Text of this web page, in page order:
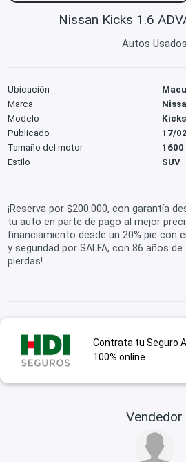
Nissan Kicks 1.6
Autos Usados
Ubicación
Marca
Modelo
Kicks
Publicado
17/
Tamaño del motor
1600
Estilo
SUV
¡Reserva por $200.000, con garantía
tu auto en parte de pago al mejor
financiamiento desde un 20% pie con
y seguridad por SALFA, con 86 años
pierdas!.
Contrata tu Seguro
100% online
Vendedor